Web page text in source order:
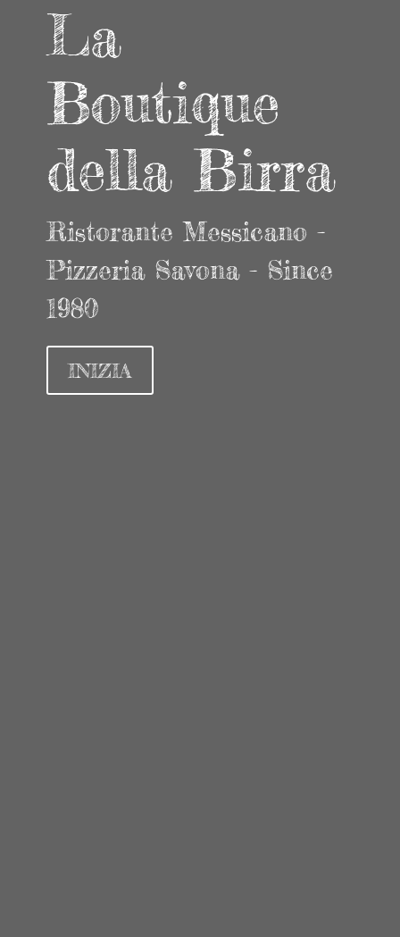
La
Boutique
della Birra
Ristorante Messicano -
Pizzeria Savona - Since
1980
INIZIA